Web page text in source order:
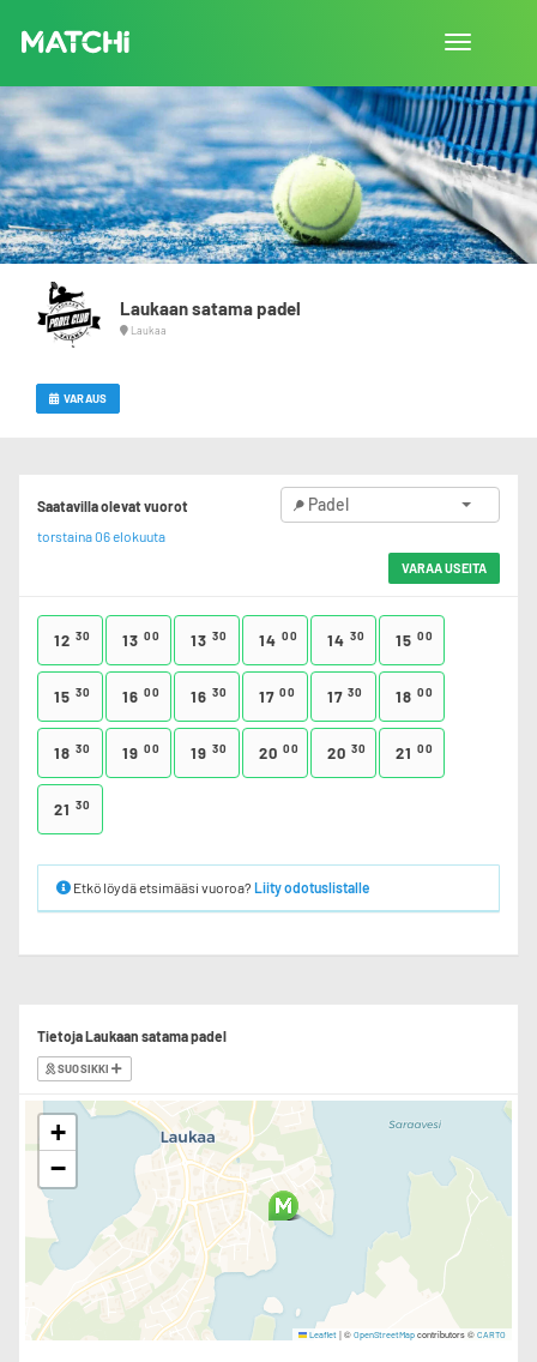
Vaihda
Laukaan satama padel
Laukaa
VARAUS
Saatavilla olevat vuorot
torstaina 06 elokuuta
Padel
VARAA USEITA
12 30 13 00 13 30 14 00 14 30 15 00
15 30 16 00 16 30 17 00 17 30 18 00
18 30 19 00 19 30 20 00 20 30 21 00
21 30
Etkö löydä etsimääsi vuoroa? Liity odotuslistalle
Tietoja Laukaan satama padel
SUOSIKKI
+
−
Leaflet |© OpenStreetMap contributors © CARTO